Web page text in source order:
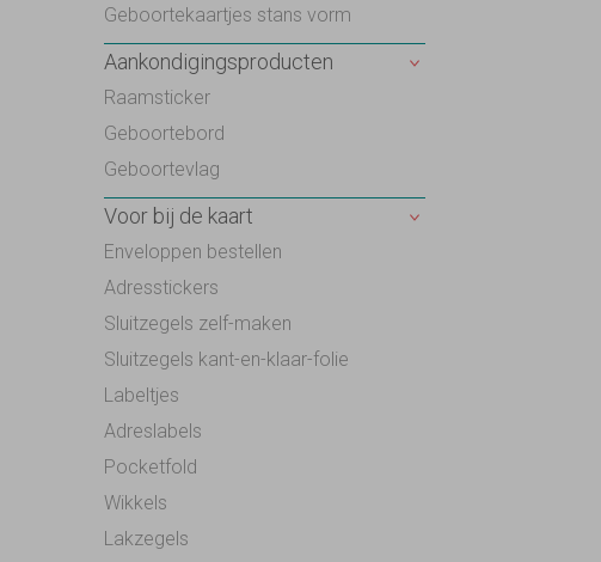
Geboortekaartjes stans vorm
Aankondigingsproducten
Raamsticker
Geboortebord
Geboortevlag
Voor bij de kaart
Enveloppen bestellen
Adresstickers
Sluitzegels zelf-maken
Sluitzegels kant-en-klaar-folie
Labeltjes
Adreslabels
Pocketfold
Wikkels
Lakzegels